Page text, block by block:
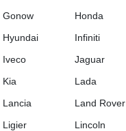
Gonow
Honda
Hyundai
Infiniti
Iveco
Jaguar
Kia
Lada
Lancia
Land Rover
Ligier
Lincoln